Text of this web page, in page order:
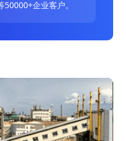
企业客户。